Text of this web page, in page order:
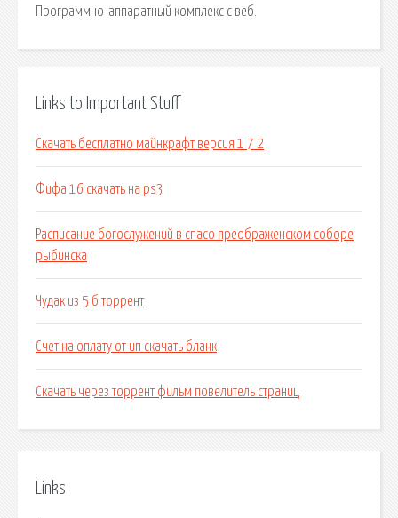
Программно-аппаратный комплекс с веб.
Links to Important Stuff
Скачать бесплатно майнкрафт версия 1 7 2
Фифа 16 скачать на ps3
Расписание богослужений в спасо преображенском соборе
рыбинска
Чудак из 5 б торрент
Счет на оплату от ип скачать бланк
Скачать через торрент фильм повелитель страниц
Links